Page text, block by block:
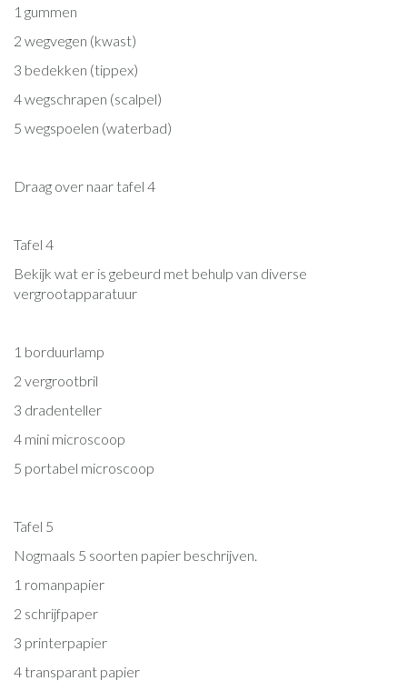
1 gummen
2 wegvegen (kwast)
3 bedekken (tippex)
4 wegschrapen (scalpel)
5 wegspoelen (waterbad)
Draag over naar tafel 4
Tafel 4
Bekijk wat er is gebeurd met behulp van diverse
vergrootapparatuur
1 borduurlamp
2 vergrootbril
3 dradenteller
4 mini microscoop
5 portabel microscoop
Tafel 5
Nogmaals 5 soorten papier beschrijven.
1 romanpapier
2 schrijfpaper
3 printerpapier
4 transparant papier